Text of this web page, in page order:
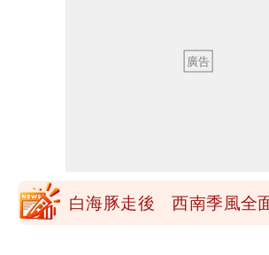
姜厚任女友3碩1博都在
核武
白海豚走後 西南季風全